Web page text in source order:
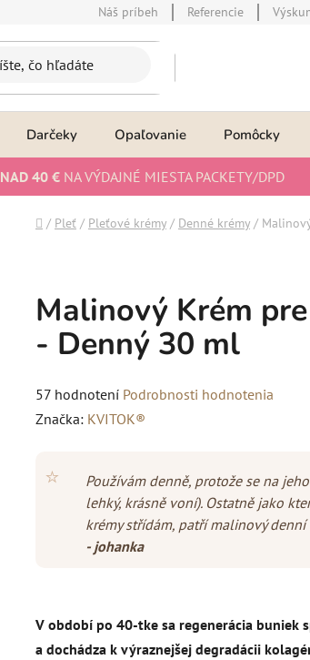
Náš príbeh Referencie
Darčeky Opaľovanie Pomôcky
NAD 40 € NA VÝDAJNÉ MIESTA PACKETY/DPD
Domov
/ Pleť / Pleťové krémy / Denné krémy /
Malinový Krém
- Denný 30 ml
Priemerné
hodnotenie
57 hodnotení Podrobnosti hodnotenia
Značka: KVITOK®
⭐
Používám denně, protože se na
lehký, krásně voní). Ostatně jako
krémy střídám, patří malinový
- johanka
V období po 40-tke sa regenerácia buniek
a dochádza k výraznejšej degradácii